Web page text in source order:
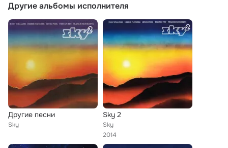
Другие альбомы исполнителя
Другие песни
Sky
Sky 2
Sky
2014